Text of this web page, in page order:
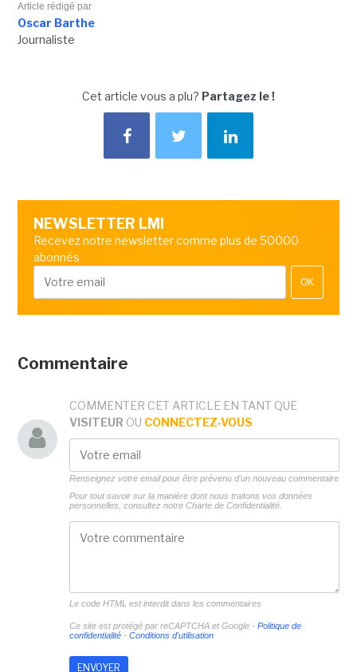
Article rédigé par
Oscar Barthe
Journaliste
Cet article vous a plu? Partagez le !
NEWSLETTER LMI
Recevez notre newsletter comme plus de 50000
abonnés
OK
Commentaire
COMMENTER CET ARTICLE EN TANT QUE
VISITEUR OU CONNECTEZ-VOUS
Renseignez votre email pour être prévenu d'un nouveau commentaire
Pour tout savoir sur la manière dont nous traitons vos données
personnelles, consultez notre Charte de Confidentialité.
Le code HTML est interdit dans les commentaires
Ce site est protégé par reCAPTCHA et Google - Politique de
confidentialité- Conditions d'utilisation